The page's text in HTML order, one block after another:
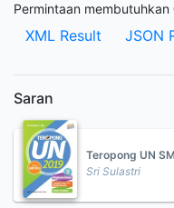
Permintaan membutuhkan
XML Result JSON
Saran
Teropong UN
Sri Sulastri